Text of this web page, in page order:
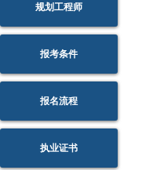
规划工程师
报考条件
报名流程
执业证书